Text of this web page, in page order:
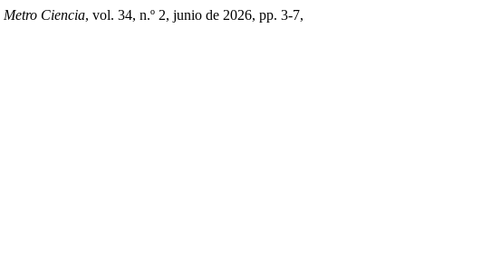
Metro Ciencia, vol. 34, n.º 2, junio de 2026, pp. 3-7,